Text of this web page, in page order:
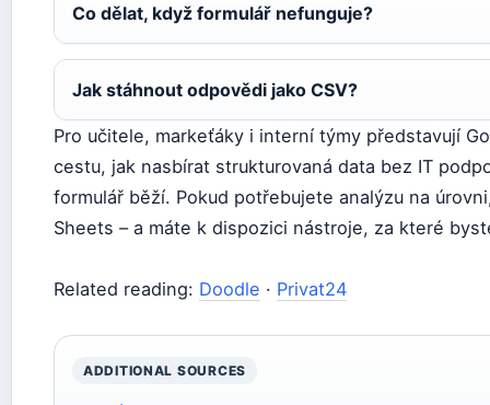
Co dělat, když formulář nefunguje?
Jak stáhnout odpovědi jako CSV?
Pro učitele, markeťáky i interní týmy představují
cestu, jak nasbírat strukturovaná data bez IT
formulář běží. Pokud potřebujete analýzu na
Sheets – a máte k dispozici nástroje, za které
Related reading: Doodle · Privat24
ADDITIONAL SOURCES